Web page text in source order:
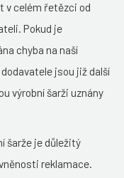
v celém řetězci od
Pokud je
chyba na naší
jsou již další
výrobní šarži uznány
šarže je důležitý
reklamace.